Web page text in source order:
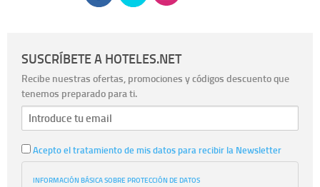
SUSCRÍBETE A HOTELES.NET
Recibe nuestras ofertas, promociones y códigos descuento que
tenemos preparado para ti.
Acepto el tratamiento de mis datos para recibir la Newsletter
INFORMACIÓN BÁSICA SOBRE PROTECCIÓN DE DATOS